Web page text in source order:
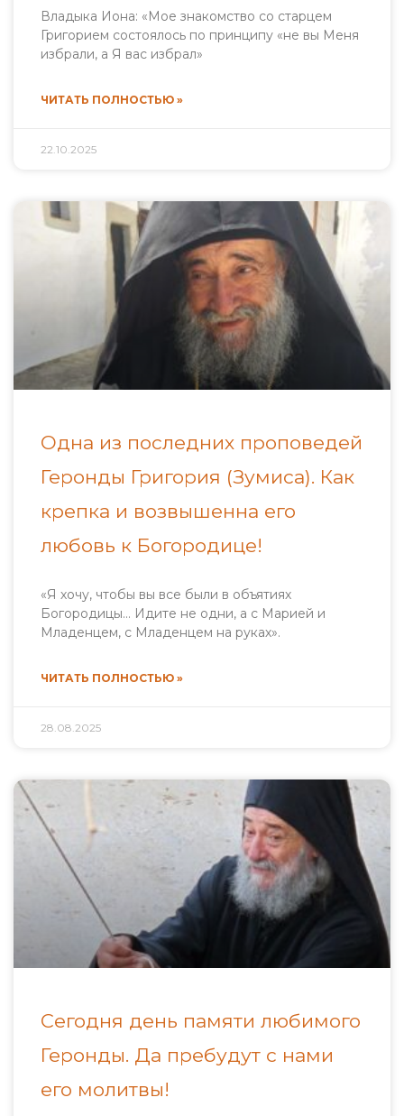
Владыка Иона: «Мое знакомство со старцем
Григорием состоялось по принципу «не вы Меня
избрали, а Я вас избрал»
ЧИТАТЬ ПОЛНОСТЬЮ »
22.10.2025
Одна из последних проповедей
Геронды Григория (Зумиса). Как
крепка и возвышенна его
любовь к Богородице!
«Я хочу, чтобы вы все были в объятиях
Богородицы… Идите не одни, а с Марией и
Младенцем, с Младенцем на руках».
ЧИТАТЬ ПОЛНОСТЬЮ »
28.08.2025
Сегодня день памяти любимого
Геронды. Да пребудут с нами
его молитвы!